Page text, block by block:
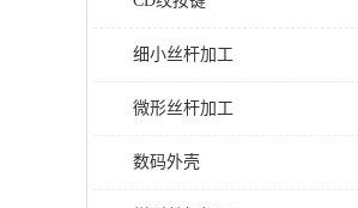
细小丝杆加工
微形丝杆加工
数码外壳